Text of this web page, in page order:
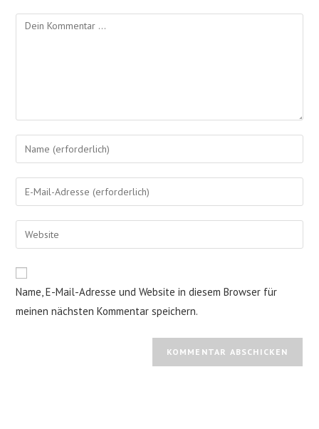
Kommentieren
Gib
deinen
Namen
oder
zum
Kommentieren
ein
Gib
deine
E-
Mail-
Kommentieren
ein
Gib
deine
URL
ein
(optional)
Name, E-Mail-Adresse und Website in diesem Browser für
meinen nächsten Kommentar speichern.